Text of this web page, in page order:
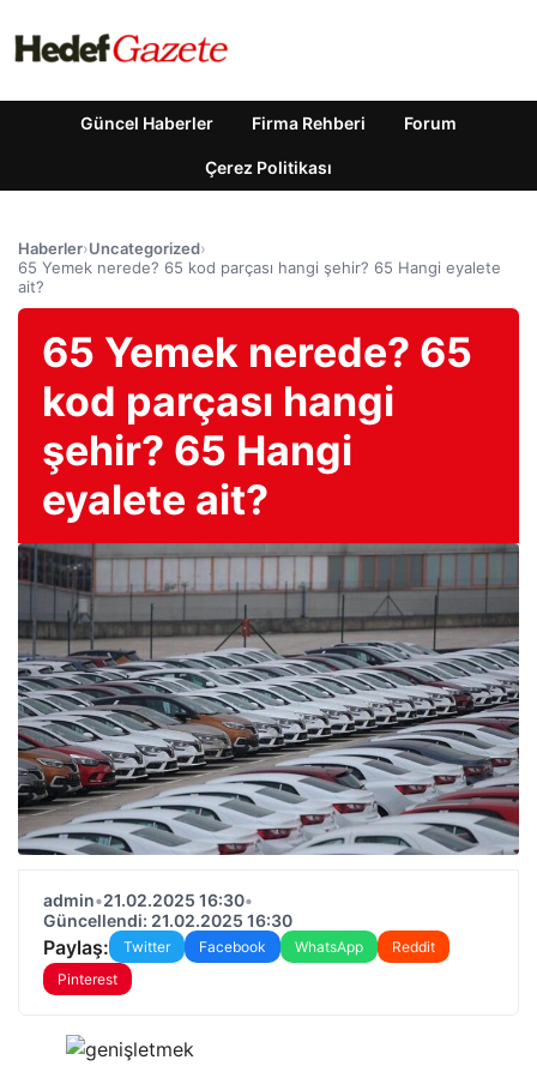
Güncel Haberler Firma Rehberi Forum
Çerez Politikası
Haberler›Uncategorized›
65 Yemek nerede? 65 kod parçası hangi şehir? 65 Hangi eyalete
ait?
65 Yemek nerede? 65
kod parçası hangi
şehir? 65 Hangi
eyalete ait?
admin•21.02.2025 16:30•
Güncellendi: 21.02.2025 16:30
Paylaş: Twitter Facebook WhatsApp
Reddit
Pinterest